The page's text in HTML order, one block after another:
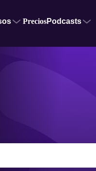
PreciosPodcasts